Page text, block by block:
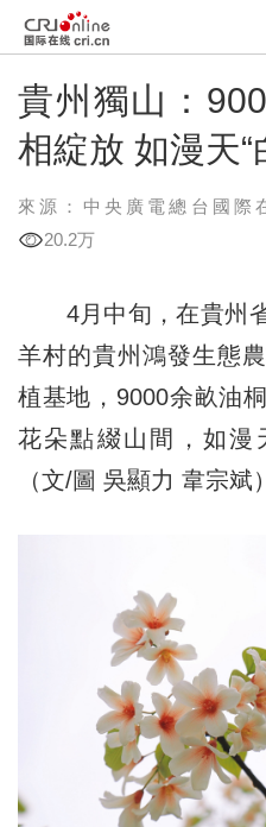
貴州獨山：
相綻放 如漫天“
來源：中央廣電總台國際
20.2万
4月中旬，在貴州省
羊村的貴州鴻發生態
植基地，9000余畝油
花朵點綴山間，如漫
（文/圖 吳顯力 韋宗斌）